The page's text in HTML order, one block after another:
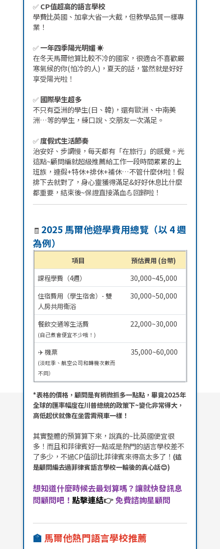
✅CP值超高的語言學校
學費比英國、加拿大省一大截，但教學品質一樣專
業！
✅一年四季陽光明媚 ☀️
在冬天馬爾他算比較不冷的國家，很適合不喜歡嚴
寒氣候的你(怕冷的人)，夏天的話，當然就是好好
享受陽光啦！
✅國際學生超多
不只有亞洲的學生(日、韓)，還有歐洲、中南美
洲…等的學生，練口說、交朋友一次滿足。
✅度假式生活節奏
治安好、步調慢，每天都有「在旅行」的感覺。光
這點~顧問編就超級推薦給工作一段時間累累的上
班族，連假+特休+排休+補休…不管什麼休啦！假
排下去就對了，身心靈獲得滿足&好好休息比什麼
都重要，結束後~保證直接滿血💪回歸啦！
🧾 2025 馬爾他遊學費用總覽 （以 4 週
為例）
項目
預估費用 (台幣)
課程學費（4週）
30,000~45,000
住宿費用（學生宿舍）- 雙
人房共用衛浴
30,000~50,000
餐飲交通等生活費
(自己煮會便宜不少哦！)
22,000~30,000
✈️ 機票
(淡旺季、航空公司和轉機次數而
不同）
35,000~60,000
*表格的價格，顧問是有稍微抓多一點點，畢竟2025年
全球的匯率幅度在川普總統的政策下~變化非常得大，
高低起伏就像在坐雲霄飛車一樣！
其實整體的預算算下來，說真的~比英國便宜很
多！而且和菲律賓好一點或是熱門的語言學校差不
了多少，不過CP值卻比菲律賓來得高太多了！ (這
是顧問編去過菲律賓語言學校一輪後的真心話😊)
想知道什麼時候去最划算嗎？讓就快發訊息
問顧問吧！ 點擊連結👉免費諮詢星顧問
🏫 馬爾他熱門語言學校推薦